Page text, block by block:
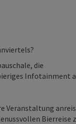
die
Infotainment
Veranstaltung
Bierreise